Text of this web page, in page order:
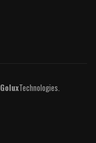
GoluxTechnologies